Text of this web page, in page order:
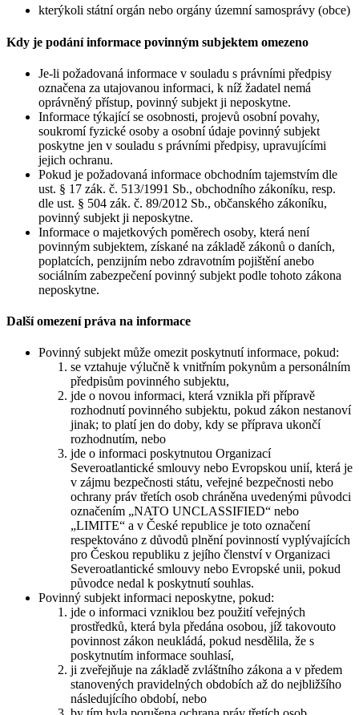
kterýkoli státní orgán nebo orgány územní samosprávy (obce)
Kdy je podání informace povinným subjektem omezeno
Je-li požadovaná informace v souladu s právními předpisy
označena za utajovanou informaci, k níž žadatel nemá
oprávněný přístup, povinný subjekt ji neposkytne.
Informace týkající se osobnosti, projevů osobní povahy,
soukromí fyzické osoby a osobní údaje povinný subjekt
poskytne jen v souladu s právními předpisy, upravujícími
jejich ochranu.
Pokud je požadovaná informace obchodním tajemstvím dle
ust. § 17 zák. č. 513/1991 Sb., obchodního zákoníku, resp.
dle ust. § 504 zák. č. 89/2012 Sb., občanského zákoníku,
povinný subjekt ji neposkytne.
Informace o majetkových poměrech osoby, která není
povinným subjektem, získané na základě zákonů o daních,
poplatcích, penzijním nebo zdravotním pojištění anebo
sociálním zabezpečení povinný subjekt podle tohoto zákona
neposkytne.
Další omezení práva na informace
Povinný subjekt může omezit poskytnutí informace, pokud:
se vztahuje výlučně k vnitřním pokynům a personálním
předpisům povinného subjektu,
jde o novou informaci, která vznikla při přípravě
rozhodnutí povinného subjektu, pokud zákon nestanoví
jinak; to platí jen do doby, kdy se příprava ukončí
rozhodnutím, nebo
jde o informaci poskytnutou Organizací
Severoatlantické smlouvy nebo Evropskou unií, která je
v zájmu bezpečnosti státu, veřejné bezpečnosti nebo
ochrany práv třetích osob chráněna uvedenými původci
označením „NATO UNCLASSIFIED“ nebo
„LIMITE“ a v České republice je toto označení
respektováno z důvodů plnění povinností vyplývajících
pro Českou republiku z jejího členství v Organizaci
Severoatlantické smlouvy nebo Evropské unii, pokud
původce nedal k poskytnutí souhlas.
Povinný subjekt informaci neposkytne, pokud:
jde o informaci vzniklou bez použití veřejných
prostředků, která byla předána osobou, jíž takovouto
povinnost zákon neukládá, pokud nesdělila, že s
poskytnutím informace souhlasí,
ji zveřejňuje na základě zvláštního zákona a v předem
stanovených pravidelných obdobích až do nejbližšího
následujícího období, nebo